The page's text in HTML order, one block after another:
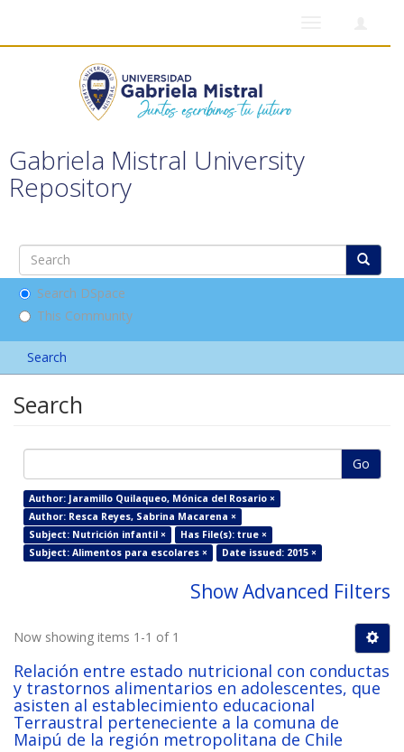
Gabriela Mistral University
Repository
Search DSpace
This Community
Search
Search
Go
Author: Jaramillo Quilaqueo, Mónica del Rosario ×
Author: Resca Reyes, Sabrina Macarena ×
Subject: Nutrición infantil ×
Has File(s): true ×
Subject: Alimentos para escolares ×
Date issued: 2015 ×
Show Advanced Filters
Now showing items 1-1 of 1
Relación entre estado nutricional con conductas
y trastornos alimentarios en adolescentes, que
asisten al establecimiento educacional
Terraustral perteneciente a la comuna de
Maipú de la región metropolitana de Chile